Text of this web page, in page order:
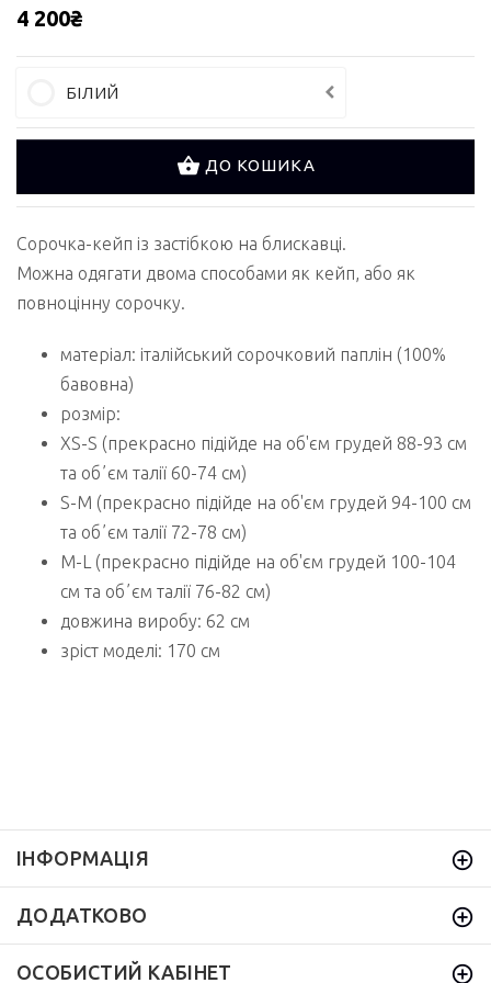
4 200₴
БІЛИЙ
ДО КОШИКА
Сорочка-кейп із застібкою на блискавці.
Можна одягати двома способами як кейп, або як
повноцінну сорочку.
матеріал: італійський сорочковий паплін (100%
бавовна)
розмір:
XS-S (прекрасно підійде на об'єм грудей 88-93 см
та обʼєм талії 60-74 см)
S-M (прекрасно підійде на об'єм грудей 94-100 см
та обʼєм талії 72-78 см)
M-L (прекрасно підійде на об'єм грудей 100-104
см та обʼєм талії 76-82 см)
довжина виробу: 62 см
зріст моделі: 170 см
ІНФОРМАЦІЯ
ДОДАТКОВО
ОСОБИСТИЙ КАБІНЕТ